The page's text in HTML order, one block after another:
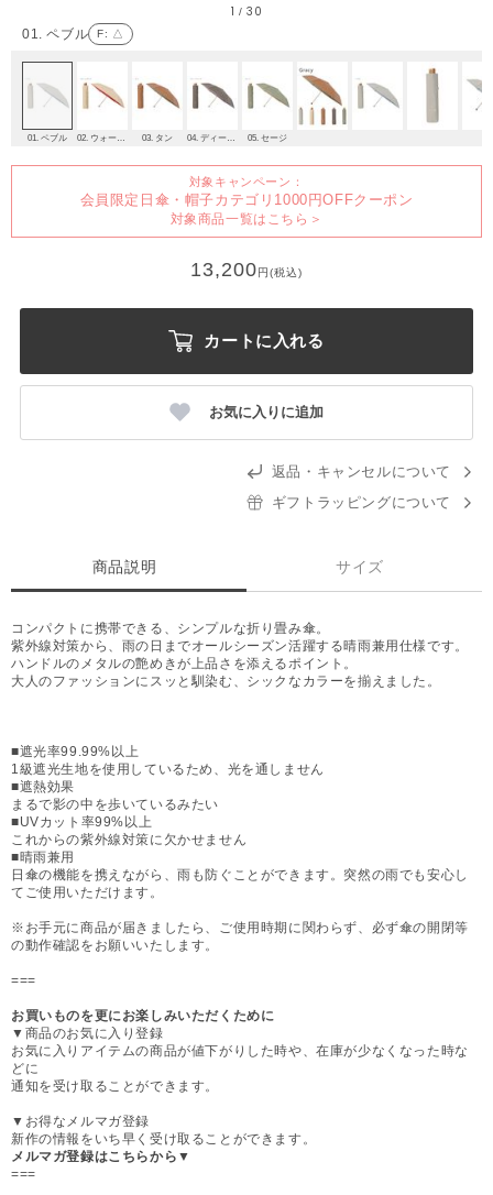
01. ペブル F: △
1 /30
01. ペブル 03. タン 05. セージ
対象キャンペーン：
会員限定日傘・帽子カテゴリ1000円OFFクーポン
対象商品一覧はこちら＞
13,200円(税込)
カートに入れる
お気に入りに追加
返品・キャンセルについて
ギフトラッピングについて
商品説明 サイズ
コンパクトに携帯できる、シンプルな折り畳み傘。
紫外線対策から、雨の日までオールシーズン活躍する晴雨兼用仕様です。
ハンドルのメタルの艶めきが上品さを添えるポイント。
大人のファッションにスッと馴染む、シックなカラーを揃えました。
■遮光率99.99%以上
1級遮光生地を使用しているため、光を通しません
■遮熱効果
まるで影の中を歩いているみたい
■UVカット率99%以上
これからの紫外線対策に欠かせません
■晴雨兼用
日傘の機能を携えながら、雨も防ぐことができます。突然の雨でも安心し
てご使用いただけます。
※お手元に商品が届きましたら、ご使用時期に関わらず、必ず傘の開閉等
の動作確認をお願いいたします。
===
お買いものを更にお楽しみいただくために
▼商品のお気に入り登録
お気に入りアイテムの商品が値下がりした時や、在庫が少なくなった時な
どに
通知を受け取ることができます。
▼お得なメルマガ登録
新作の情報をいち早く受け取ることができます。
メルマガ登録はこちらから▼
===